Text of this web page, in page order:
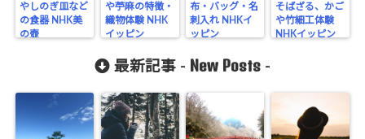
やしのぎ皿など
の食器 NHK美
の壺
や苧麻の特徴・
織物体験 NHK
イッピン
布・バッグ・名
刺入れ NHKイ
ッピン
そばざる、かご
や竹細工体験
NHKイッピン
最新記事 - New Posts -